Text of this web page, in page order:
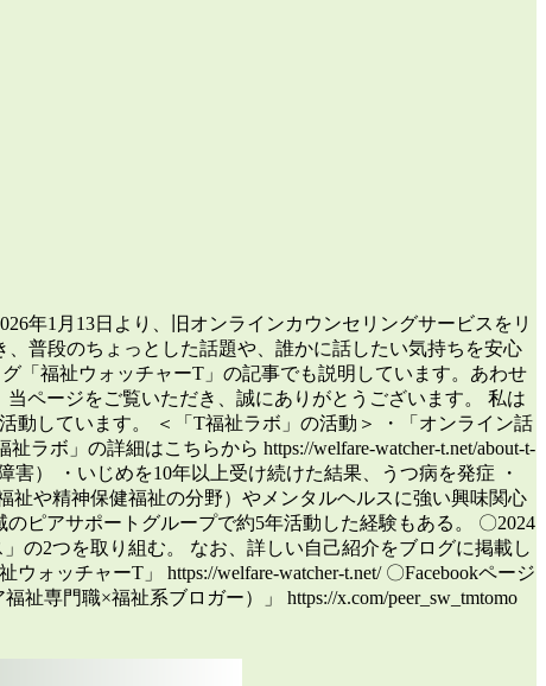
年1月13日より、旧オンラインカウンセリングサービスをリ
普段のちょっとした話題や、誰かに話したい気持ちを安心
「福祉ウォッチャーT」の記事でも説明しています。あわせ
。当ページをご覧いただき、誠にありがとうございます。 私は
動しています。 ＜「T福祉ラボ」の活動＞ ・「オンライン話
ラボ」の詳細はこちらから https://welfare-watcher-t.net/about-t-
） ・いじめを10年以上受け続けた結果、うつ病を発症 ・
や精神保健福祉の分野）やメンタルヘルスに強い興味関心
ピアサポートグループで約5年活動した経験もある。 〇2024
の2つを取り組む。 なお、詳しい自己紹介をブログに掲載し
ォッチャーT」 https://welfare-watcher-t.net/ 〇Facebookページ
祉専門職×福祉系ブロガー）」 https://x.com/peer_sw_tmtomo